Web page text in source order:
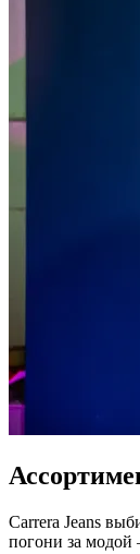
Carrera Jeans
погони за модой